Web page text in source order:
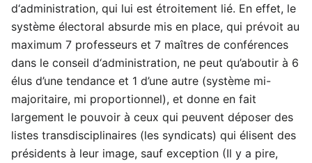
d‘administration, qui lui est étroitement lié. En effet, le
système électoral absurde mis en place, qui prévoit au
maximum 7 professeurs et 7 maîtres de conférences
dans le conseil d‘administration, ne peut qu’aboutir à 6
élus d’une tendance et 1 d’une autre (système mi-
majoritaire, mi proportionnel), et donne en fait
largement le pouvoir à ceux qui peuvent déposer des
listes transdisciplinaires (les syndicats) qui élisent des
présidents à leur image, sauf exception (Il y a pire,